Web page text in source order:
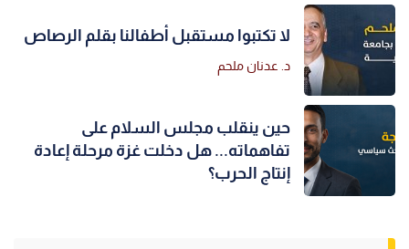
لا تكتبوا مستقبل أطفالنا بقلم الرصاص
د. عدنان ملحم
حين ينقلب مجلس السلام على
تفاهماته... هل دخلت غزة مرحلة إعادة
إنتاج الحرب؟